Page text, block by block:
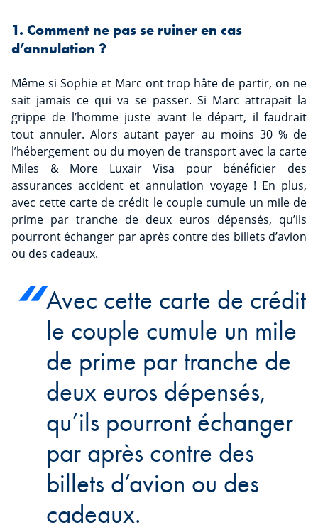
1. Comment ne pas se ruiner en cas
d’annulation ?
Même si Sophie et Marc ont trop hâte de partir, on ne
sait jamais ce qui va se passer. Si Marc attrapait la
grippe de l’homme juste avant le départ, il faudrait
tout annuler. Alors autant payer au moins 30 % de
l’hébergement ou du moyen de transport avec la carte
Miles & More Luxair Visa pour bénéficier des
assurances accident et annulation voyage ! En plus,
avec cette carte de crédit le couple cumule un mile de
prime par tranche de deux euros dépensés, qu’ils
pourront échanger par après contre des billets d’avion
ou des cadeaux.
Avec cette carte de crédit
le couple cumule un mile
de prime par tranche de
deux euros dépensés,
qu’ils pourront échanger
par après contre des
billets d’avion ou des
cadeaux.